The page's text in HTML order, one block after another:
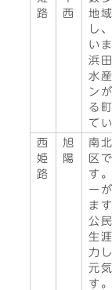
路
西
地
し
い
浜
水
ン
る
て
西
姫
路
旭
陽
南
区
す
ー
ます
公
生
力
元
す。